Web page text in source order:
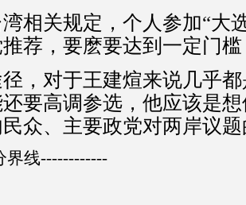
相关规定，个人参加“大
荐，要麽要达到一定门
，对于王建煊来说几乎
要高调参选，他应该是
众、主要政党对两岸议
界线------------